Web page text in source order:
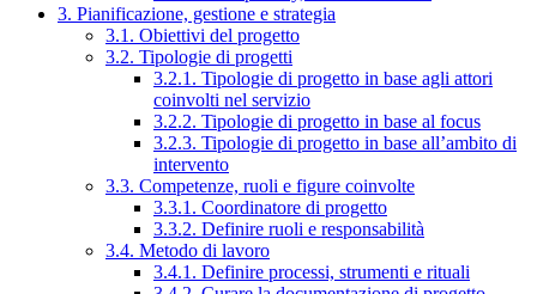
3. Pianificazione, gestione e strategia
3.1. Obiettivi del progetto
3.2. Tipologie di progetti
3.2.1. Tipologie di progetto in base agli attori
coinvolti nel servizio
3.2.2. Tipologie di progetto in base al focus
3.2.3. Tipologie di progetto in base all’ambito di
intervento
3.3. Competenze, ruoli e figure coinvolte
3.3.1. Coordinatore di progetto
3.3.2. Definire ruoli e responsabilità
3.4. Metodo di lavoro
3.4.1. Definire processi, strumenti e rituali